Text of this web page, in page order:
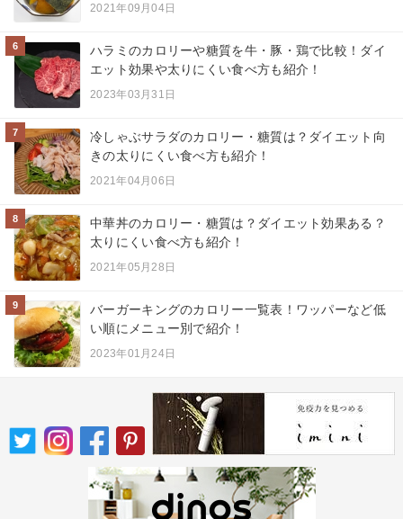
2021年09月04日
6
ハラミのカロリーや糖質を牛・豚・鶏で比較！ダイ
エット効果や太りにくい食べ方も紹介！
2023年03月31日
7
冷しゃぶサラダのカロリー・糖質は？ダイエット向
きの太りにくい食べ方も紹介！
2021年04月06日
8
中華丼のカロリー・糖質は？ダイエット効果ある？
太りにくい食べ方も紹介！
2021年05月28日
9
バーガーキングのカロリー一覧表！ワッパーなど低
い順にメニュー別で紹介！
2023年01月24日